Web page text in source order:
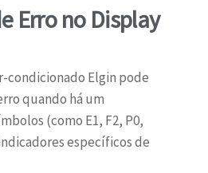
Erro no Display
condicionado Elgin pode
quando há um
(como E1, F2, P0,
específicos de